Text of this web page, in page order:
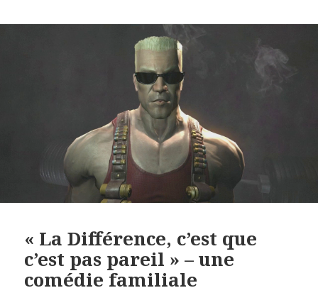
« La Différence, c’est que
c’est pas pareil » – une
comédie familiale